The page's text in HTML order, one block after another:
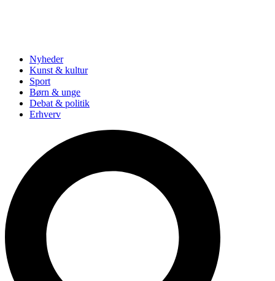
Nyheder
Kunst & kultur
Sport
Børn & unge
Debat & politik
Erhverv